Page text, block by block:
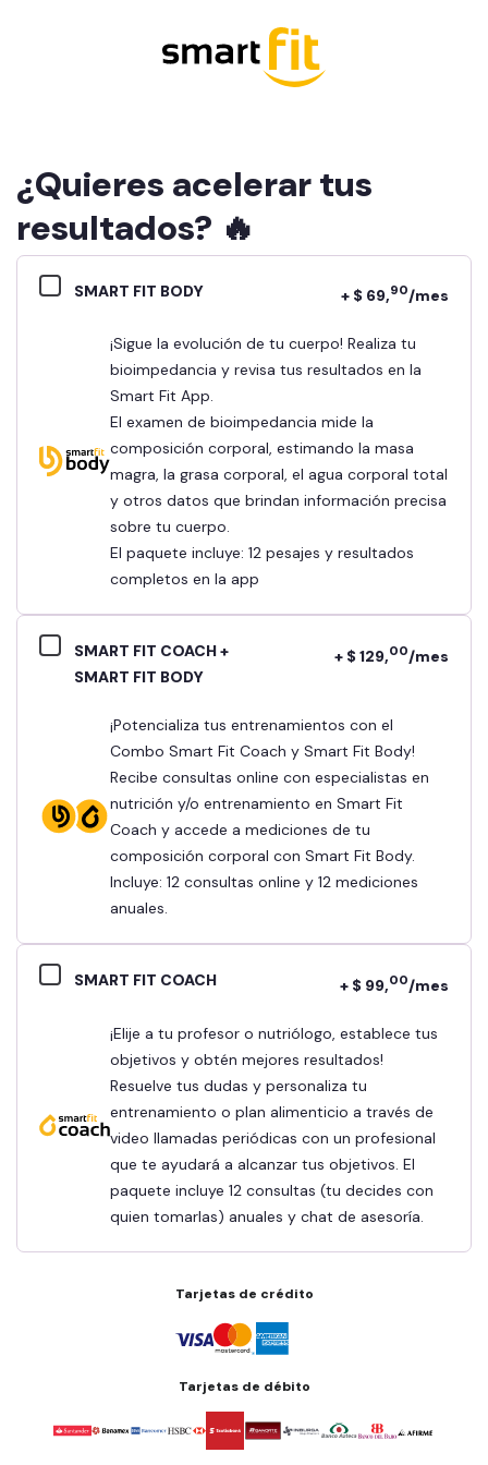
¿Quieres acelerar tus
resultados? 🔥
SMART FIT BODY + $ 69,90/mes
¡Sigue la evolución de tu cuerpo! Realiza tu
bioimpedancia y revisa tus resultados en la
Smart Fit App.
El examen de bioimpedancia mide la
composición corporal, estimando la masa
magra, la grasa corporal, el agua corporal total
y otros datos que brindan información precisa
sobre tu cuerpo.
El paquete incluye: 12 pesajes y resultados
completos en la app
SMART FIT COACH +
SMART FIT BODY
+ $ 129,00/mes
¡Potencializa tus entrenamientos con el
Combo Smart Fit Coach y Smart Fit Body!
Recibe consultas online con especialistas en
nutrición y/o entrenamiento en Smart Fit
Coach y accede a mediciones de tu
composición corporal con Smart Fit Body.
Incluye: 12 consultas online y 12 mediciones
anuales.
SMART FIT COACH + $ 99,00/mes
¡Elije a tu profesor o nutriólogo, establece tus
objetivos y obtén mejores resultados!
Resuelve tus dudas y personaliza tu
entrenamiento o plan alimenticio a través de
video llamadas periódicas con un profesional
que te ayudará a alcanzar tus objetivos. El
paquete incluye 12 consultas (tu decides con
quien tomarlas) anuales y chat de asesoría.
Tarjetas de crédito
Tarjetas de débito